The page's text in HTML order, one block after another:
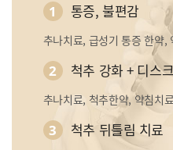
1 통증, 불편감
추나치료, 급성기 통증 한약,
2 척추 강화 + 디스
추나치료, 척추한약, 약침치료
3 척추 뒤틀림 치료